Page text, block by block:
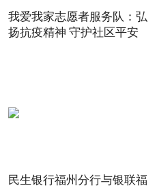
我爱我家志愿者服务队：弘
扬抗疫精神 守护社区平安
民生银行福州分行与银联福